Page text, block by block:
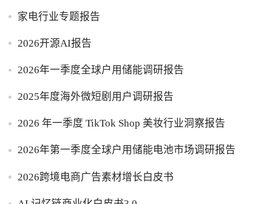
家电行业专题报告
2026开源AI报告
2026年一季度全球户用储能调研报告
2025年度海外微短剧用户调研报告
2026 年一季度 TikTok Shop 美妆行业洞察报告
2026年第一季度全球户用储能电池市场调研报告
2026跨境电商广告素材增长白皮书